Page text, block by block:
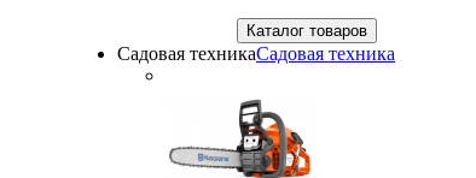
Каталог товаров
Садовая техникаСадовая техника